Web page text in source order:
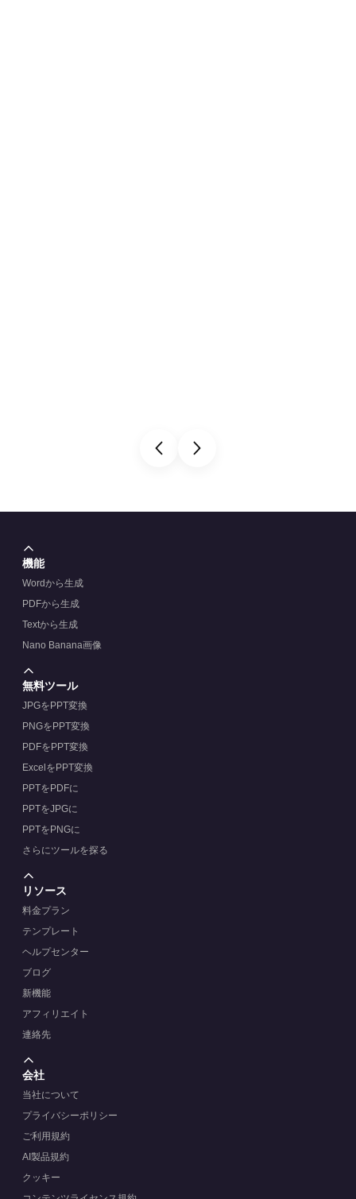
機能
Wordから生成
PDFから生成
Textから生成
Nano Banana画像
無料ツール
JPGをPPT変換
PNGをPPT変換
PDFをPPT変換
ExcelをPPT変換
PPTをPDFに
PPTをJPGに
PPTをPNGに
さらにツールを探る
リソース
料金プラン
テンプレート
ヘルプセンター
ブログ
新機能
アフィリエイト
連絡先
会社
当社について
プライバシーポリシー
ご利用規約
AI製品規約
クッキー